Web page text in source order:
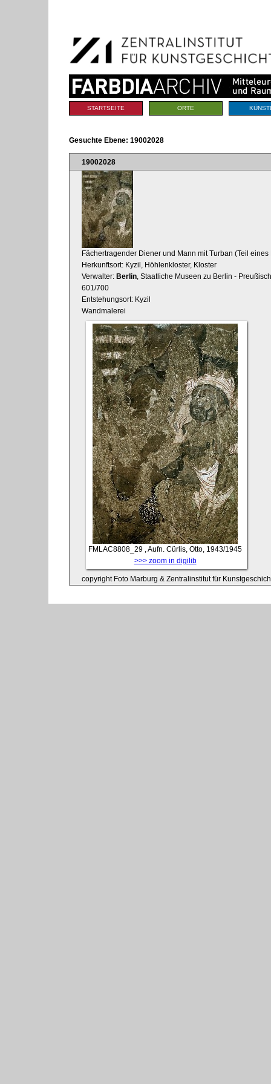
Navigation
Sektionen
STARTSEITE ORTE
Gesuchte Ebene: 19002028
19002028
Fächertragender Diener und Mann mit Turban (Teil
Herkunftsort: Kyzil, Höhlenkloster, Kloster
Verwalter: Berlin , Staatliche Museen zu Berlin -
601/700
Entstehungsort: Kyzil
Wandmalerei
FMLAC8808_29 , Aufn. Cürlis, Otto, 1943/1945
>>> zoom in digilib
copyright Foto Marburg & Zentralinstitut für